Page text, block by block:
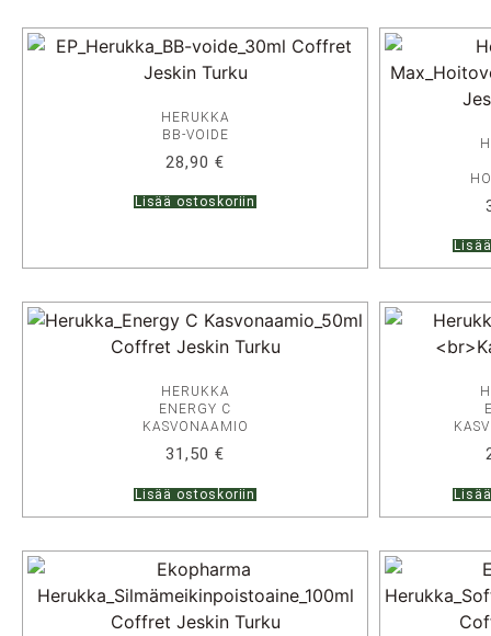
HERUKKA
BB-VOIDE
28,90 €
Lisää ostoskoriin
HERUKKA
ENERGY C
KASVONAAMIO
31,50 €
Lisää ostoskoriin